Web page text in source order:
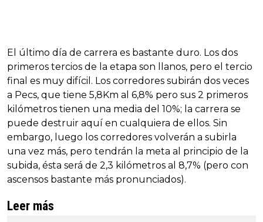
El último día de carrera es bastante duro. Los dos
primeros tercios de la etapa son llanos, pero el tercio
final es muy difícil. Los corredores subirán dos veces
a Pecs, que tiene 5,8Km al 6,8% pero sus 2 primeros
kilómetros tienen una media del 10%; la carrera se
puede destruir aquí en cualquiera de ellos. Sin
embargo, luego los corredores volverán a subirla
una vez más, pero tendrán la meta al principio de la
subida, ésta será de 2,3 kilómetros al 8,7% (pero con
ascensos bastante más pronunciados).
Leer más